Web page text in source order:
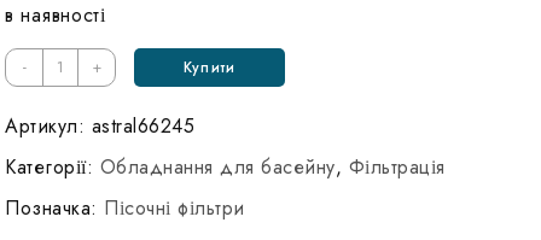
в наявності
-
Кількість
Фильтр
мотаный
Ivory
D600
+ Купити
Артикул: astral66245
Категорії: Обладнання для басейну, Фільтрація
Позначка: Пісочні фільтри